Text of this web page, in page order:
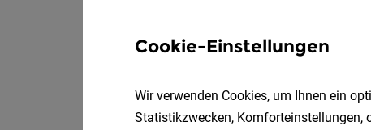
Cookie-Einstellungen
Wir verwenden Cookies, um Ihnen ein
Statistikzwecken, Komforteinstellungen,